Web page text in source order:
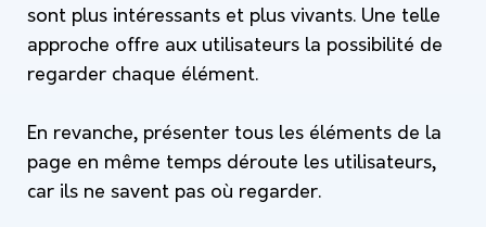
sont plus intéressants et plus vivants. Une telle
approche offre aux utilisateurs la possibilité de
regarder chaque élément.
En revanche, présenter tous les éléments de la
page en même temps déroute les utilisateurs,
car ils ne savent pas où regarder.